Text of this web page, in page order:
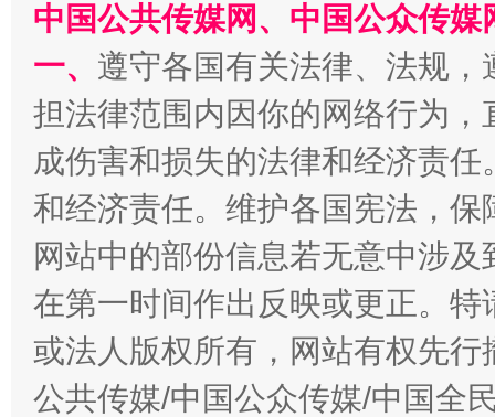
受贿1.44亿！段成刚被判无期 从幼
全民健身五年计划来了！等你上场
中国公共传媒网、中国公众传
一、 遵守各国有关法律、法规
担法律范围内因你的网络行为
成伤害和损失的法律和经济责
和经济责任。维护各国宪法，
网站中的部份信息若无意中涉
在第一时间作出反映或更正。
或法人版权所有，网站有权先
公共传媒/中国公众传媒/中国全